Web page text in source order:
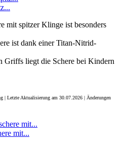
mit spitzer Klinge ist besonders
ist dank einer Titan-Nitrid-
Griffs liegt die Schere bei Kindern
| Letzte Aktualisierung am 30.07.2026 | Änderungen
mit...